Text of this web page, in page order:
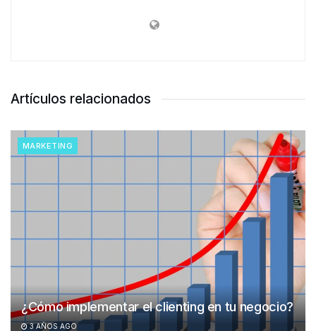
Artículos relacionados
MARKETING
¿Cómo implementar el clienting en tu negocio?
3 AÑOS AGO